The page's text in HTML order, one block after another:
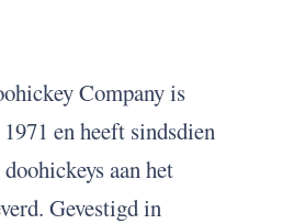
Company is
en heeft sindsdien
aan het
Gevestigd in